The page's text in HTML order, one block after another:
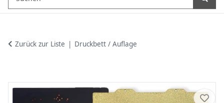
Zurück zur Liste Druckbett / Auflage